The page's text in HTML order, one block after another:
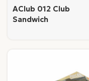
AClub 012 Club
Sandwich